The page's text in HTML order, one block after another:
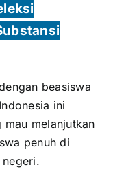
beasiswa
ini
melanjutkan
penuh di